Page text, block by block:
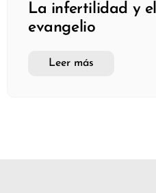
La infertilidad y el
evangelio
Leer más